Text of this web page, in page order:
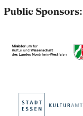
Public Sponsors: